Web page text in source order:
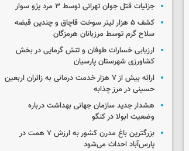
جزئیات قتل جوان تهرانی توسط ۳ مرد پژو سوار
کشف ۵ هزار لیتر سوخت قاچاق و چندین قبضه
سلاح گرم توسط مرزبانان هرمزگان
ارزیابی خسارات طوفان و تنش گرمایی در بخش
کشاورزی شهرستان پارسیان
ارائه بیش از ۷ هزار خدمت درمانی به زائران اربعین
حسینی در مرز چذابه
هشدار جدید سازمان جهانی بهداشت درباره
وضعیت ابولا در کنگو
بزرگترین باغ مدرن کشور به ارزش ۷ همت در
پارس‌آباد احداث می‌شود